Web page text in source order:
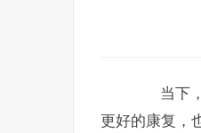
当下，
更好的康复，